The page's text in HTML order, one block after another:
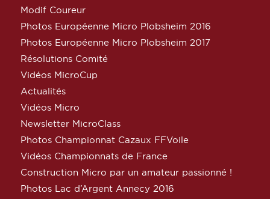
Modif Coureur
Photos Européenne Micro Plobsheim 2016
Photos Européenne Micro Plobsheim 2017
Résolutions Comité
Vidéos MicroCup
Actualités
Vidéos Micro
Newsletter MicroClass
Photos Championnat Cazaux FFVoile
Vidéos Championnats de France
Construction Micro par un amateur passionné !
Photos Lac d’Argent Annecy 2016